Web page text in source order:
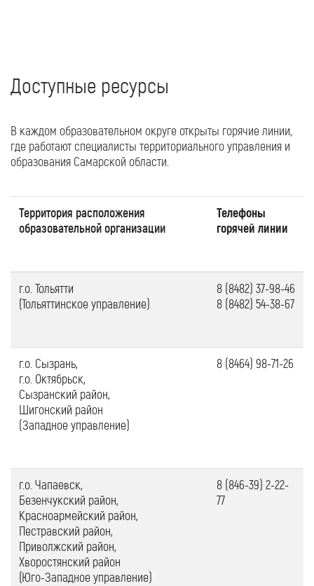
Доступные ресурсы
В каждом образовательном округе открыты горячие линии,
где работают специалисты территориального управления и
образования Самарской области.
Территория расположения
образовательной организации
Телефоны
горячей линии
г.о.Тольятти
(Тольяттинское управление)
8 (8482) 37-98-46
8 (8482) 54-38-67
г.о. Сызрань,
г.о. Октябрьск,
Сызранский район,
Шигонский район
(Западное управление)
8 (8464) 98-71-26
г.о.Чапаевск,
Безенчукский район,
Красноармейский район,
Пестравский район,
Приволжский район,
Хворостянский район
(Юго-Западное управление)
8 (846-39) 2-22-
77